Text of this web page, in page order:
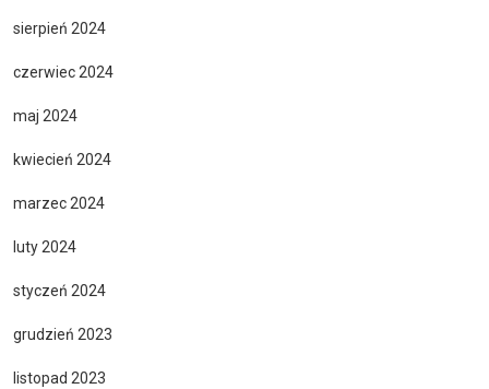
sierpień 2024
czerwiec 2024
maj 2024
kwiecień 2024
marzec 2024
luty 2024
styczeń 2024
grudzień 2023
listopad 2023